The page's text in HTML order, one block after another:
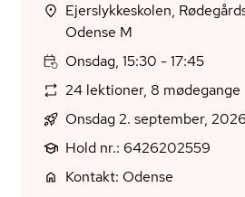
Ejerslykkeskolen,
Odense M
Onsdag, 15:30 - 17:45
24 lektioner, 8 mødegange
Onsdag 2. september, 2026
Hold nr.: 6426202559
Kontakt: Odense